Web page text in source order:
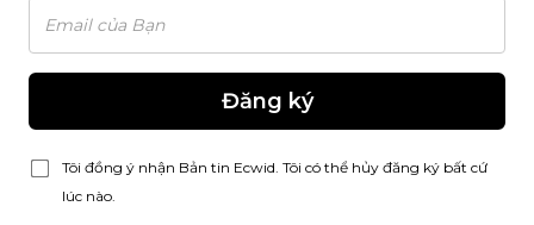
Đăng ký
Tôi đồng ý nhận Bản tin Ecwid. Tôi có thể hủy đăng ký bất cứ
lúc nào.